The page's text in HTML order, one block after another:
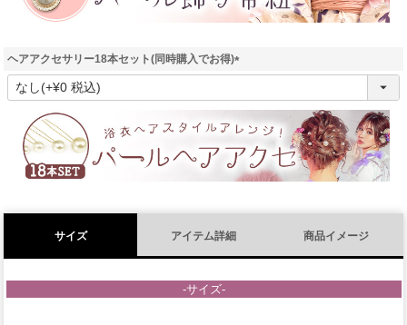
ヘアアクセサリー18本セット(同時購入でお得)
(
須
)
サイズ アイテム詳細 商品イメージ
-サイズ-